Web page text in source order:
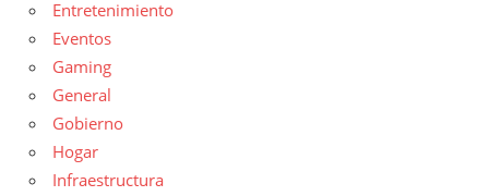
Entretenimiento
Eventos
Gaming
General
Gobierno
Hogar
Infraestructura